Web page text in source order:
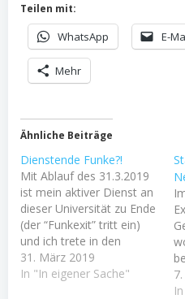
Teilen mit:
WhatsApp E-
Mehr
Ähnliche Beiträge
Dienstende Funke?!
Mit Ablauf des 31.3.2019
ist mein aktiver Dienst an
dieser Universität zu Ende
(der “Funkexit” tritt ein)
und ich trete in den
Ruhestand ein. Ein
merkwürdiges Gefühl! Seit
31. März 2019
In "In eigener Sache"